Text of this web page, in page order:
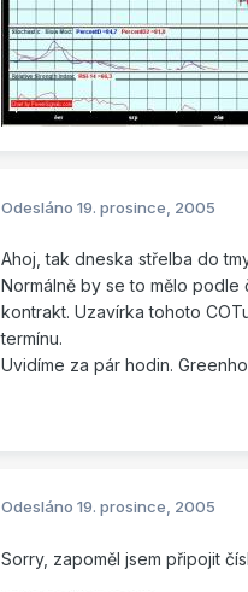
Odesláno 19. prosince, 2005
Ahoj, tak dneska střelba do
Normálně by se to mělo
kontrakt. Uzavírka tohoto
termínu.
Uvidíme za pár hodin.
Odesláno 19. prosince, 2005
Sorry, zapoměl jsem připojit